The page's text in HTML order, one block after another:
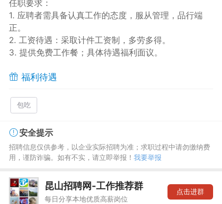
任职要求：
1. 应聘者需具备认真工作的态度，服从管理，品行端
正。
2. 工资待遇：采取计件工资制，多劳多得。
3. 提供免费工作餐；具体待遇福利面议。
福利待遇
包吃
安全提示
招聘信息仅供参考，以企业实际招聘为准；求职过程中请勿缴纳费
用，谨防诈骗。如有不实，请立即举报！ 我要举报
昆山招聘网-工作推荐群
每日分享本地优质高薪岗位
点击进群